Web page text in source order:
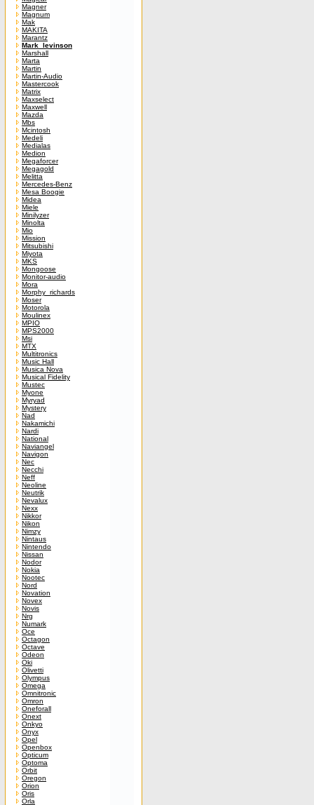
Magner
Magnum
Mak
MAKITA
Marantz
Mark_levinson
Marshall
Marta
Martin
Martin-Audio
Mastercook
Matrix
Maxselect
Maxwell
Mazda
Mbs
Mcintosh
Medeli
Medialas
Medion
Megaforcer
Megagold
Melitta
Mercedes-Benz
Mesa Boogie
Midea
Miele
Minilyzer
Minolta
Mio
Mission
Mitsubishi
Miyota
MKS
Mongoose
Monitor-audio
Mora
Morphy_richards
Moser
Motorola
Moulinex
MPIO
MPS2000
Msi
MTX
Multitronics
Music Hall
Musica Nova
Musical Fidelity
Mustec
Myone
Myryad
Mystery
Nad
Nakamichi
Nardi
National
Naviangel
Navigon
Nec
Necchi
Neff
Neoline
Neutrik
Nevalux
Nexx
Nikkor
Nikon
Nimzy
Nintaus
Nintendo
Nissan
Nodor
Nokia
Nootec
Nord
Novation
Novex
Novis
Nrg
Numark
Oce
Octagon
Octave
Odeon
Oki
Olivetti
Olympus
Omega
Omnitronic
Omron
Oneforall
Onext
Onkyo
Onyx
Opel
Openbox
Opticum
Optoma
Orbit
Oregon
Orion
Oris
Orla